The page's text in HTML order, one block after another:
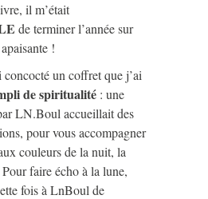
il m’était
de terminer l’année sur
!
concocté un coffret que j’ai
de spiritualité : une
LN.Boul accueillait des
pour vous accompagner
couleurs de la nuit, la
faire écho à la lune,
fois à LnBoul de